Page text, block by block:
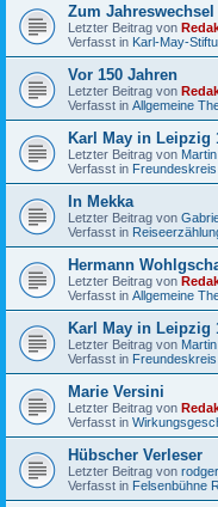
Zum Jahreswechsel
Letzter Beitrag von
Verfasst in Karl-May-
Vor 150 Jahren
Letzter Beitrag von
Verfasst in Allgemeine
Karl May in Leipzig
Letzter Beitrag von Martin
Verfasst in
In Mekka
Letzter Beitrag von
Verfasst in
Hermann
Letzter Beitrag von
Verfasst in Allgemeine
Karl May in Leipzig
Letzter Beitrag von Martin
Verfasst in
Marie Versini
Letzter Beitrag von
Verfasst in
Hübscher Verleser
Letzter Beitrag von rodger
Verfasst in Felsenbühne